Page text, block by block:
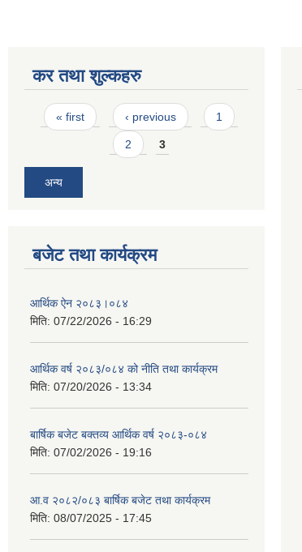
कर तथा शुल्कहरु
Pages
« first ‹ previous 1
2 3
अन्य
बजेट तथा कार्यक्रम
आर्थिक ऐन २०८३।०८४
मिति: 07/22/2026 - 16:29
आर्थिक वर्ष २०८३/०८४ को नीति तथा कार्यक्रम
मिति: 07/20/2026 - 13:34
बार्षिक बजेट बक्तव्य आर्थिक वर्ष २०८३-०८४
मिति: 07/02/2026 - 19:16
आ.व २०८२/०८३ बार्षिक बजेट तथा कार्यक्रम
मिति: 08/07/2025 - 17:45